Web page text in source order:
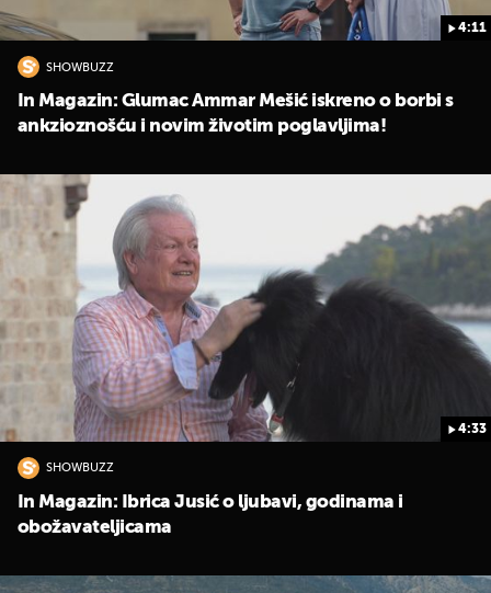
4:11
SHOWBUZZ
In Magazin: Glumac Ammar Mešić iskreno o borbi s
ankzioznošću i novim životim poglavljima!
4:33
SHOWBUZZ
In Magazin: Ibrica Jusić o ljubavi, godinama i
obožavateljicama